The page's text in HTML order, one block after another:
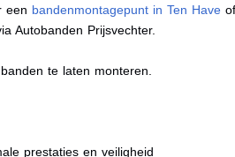
een bandenmontagepunt in Ten Have
Autobanden Prijsvechter.
te laten monteren.
prestaties en veiligheid